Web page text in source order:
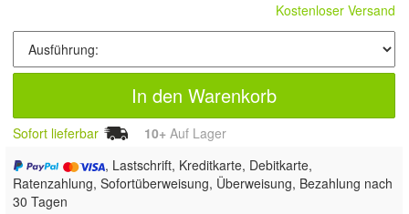
Kostenloser Versand
In den Warenkorb
Sofort lieferbar 10+ Auf Lager
, Lastschrift, Kreditkarte, Debitkarte,
Ratenzahlung, Sofortüberweisung, Überweisung, Bezahlung nach
30 Tagen